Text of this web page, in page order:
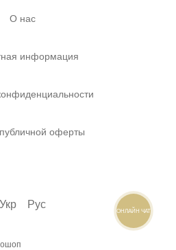
О нас
информация
оферты
Укр Рус
ОНЛАЙН ЧАТ